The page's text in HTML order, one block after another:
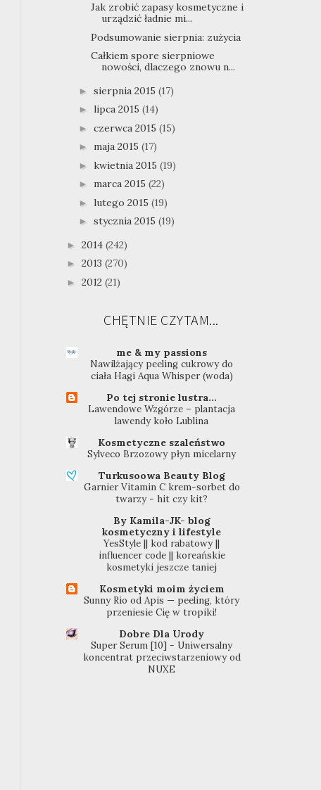
Jak zrobić zapasy kosmetyczne i
urządzić ładnie mi...
Podsumowanie sierpnia: zużycia
Całkiem spore sierpniowe
nowości, dlaczego znowu n...
► sierpnia 2015 (17)
► lipca 2015 (14)
► czerwca 2015 (15)
► maja 2015 (17)
► kwietnia 2015 (19)
► marca 2015 (22)
► lutego 2015 (19)
► stycznia 2015 (19)
► 2014 (242)
► 2013 (270)
► 2012 (21)
CHĘTNIE CZYTAM...
me & my passions
Nawilżający peeling cukrowy do
ciała Hagi Aqua Whisper (woda)
Po tej stronie lustra...
Lawendowe Wzgórze – plantacja
lawendy koło Lublina
Kosmetyczne szaleństwo
Sylveco Brzozowy płyn micelarny
Turkusoowa Beauty Blog
Garnier Vitamin C krem-sorbet do
twarzy - hit czy kit?
By Kamila-JK- blog
kosmetyczny i lifestyle
YesStyle || kod rabatowy ||
influencer code || koreańskie
kosmetyki jeszcze taniej
Kosmetyki moim życiem
Sunny Rio od Apis — peeling, który
przeniesie Cię w tropiki!
Dobre Dla Urody
Super Serum [10] - Uniwersalny
koncentrat przeciwstarzeniowy od
NUXE